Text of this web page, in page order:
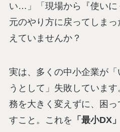
い…」「現場から『使いに
元のやり方に戻ってしま
えていませんか？
実は、多くの中小企業が
うとして」失敗していま
務を大きく変えずに、困
すこと。これを 「最小DX」